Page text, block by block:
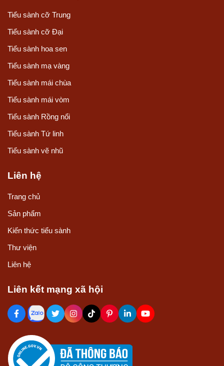
Tiểu sành cỡ Trung
Tiểu sành cỡ Đại
Tiểu sành hoa sen
Tiểu sành mạ vàng
Tiểu sành mái chùa
Tiểu sành mái vòm
Tiểu sành Rồng nổi
Tiểu sành Tứ linh
Tiểu sành vẽ nhũ
Liên hệ
Trang chủ
Sản phẩm
Kiến thức tiểu sành
Thư viện
Liên hệ
Liên kết mạng xã hội